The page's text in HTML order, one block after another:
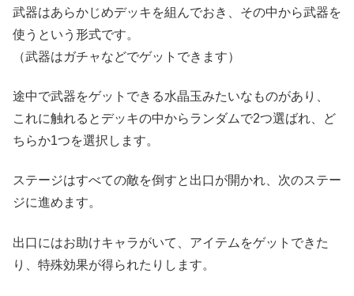
武器はあらかじめデッキを組んでおき、その中から武器を
使うという形式です。
（武器はガチャなどでゲットできます）
途中で武器をゲットできる水晶玉みたいなものがあり、
これに触れるとデッキの中からランダムで2つ選ばれ、ど
ちらか1つを選択します。
ステージはすべての敵を倒すと出口が開かれ、次のステー
ジに進めます。
出口にはお助けキャラがいて、アイテムをゲットできた
り、特殊効果が得られたりします。